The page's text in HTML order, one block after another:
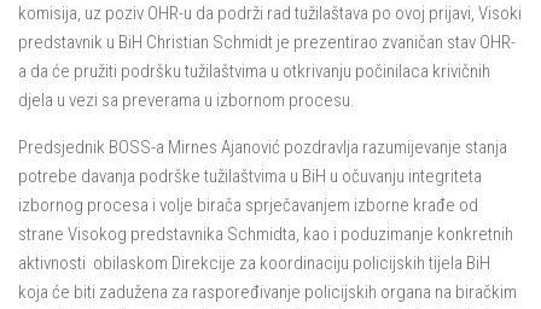
komisija, uz poziv OHR-u da podrži rad tužilaštava po ovoj prijavi, Visoki
predstavnik u BiH Christian Schmidt je prezentirao zvaničan stav OHR-
a da će pružiti podršku tužilaštvima u otkrivanju počinilaca krivičnih
djela u vezi sa preverama u izbornom procesu.
Predsjednik BOSS-a Mirnes Ajanović pozdravlja razumijevanje stanja
potrebe davanja podrške tužilaštvima u BiH u očuvanju integriteta
izbornog procesa i volje birača sprječavanjem izborne krađe od
strane Visokog predstavnika Schmidta, kao i poduzimanje konkretnih
aktivnosti obilaskom Direkcije za koordinaciju policijskih tijela BiH
koja će biti zadužena za raspoređivanje policijskih organa na biračkim